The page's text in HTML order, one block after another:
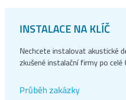
INSTALACE NA KLÍČ
Nechcete instalovat akustické
zkušené instalační firmy po celé
Průběh zakázky